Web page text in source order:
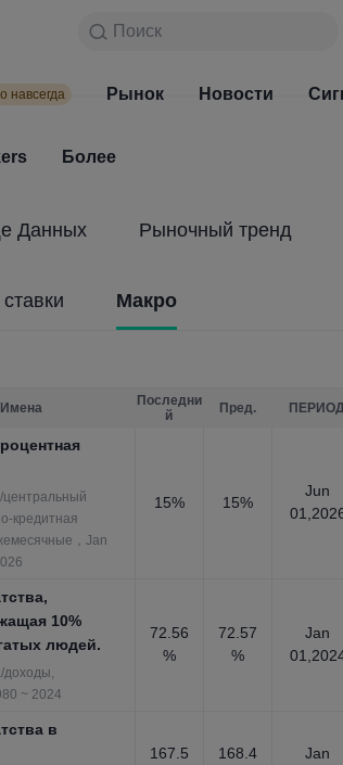
Поиск
Графики Бесплатно навсегда Рынок
Продукты
навсегда Рынок Новости
Более
Данных Рыночный тренд
Макро
Имена
Последни
й
Пред.
центральный
кредитная
，Jan
15% 15%
Jun
10%
людей.
доходы,
~ 2024
72.56
%
72.57
%
Jan
в
167.5
168.4
Jan